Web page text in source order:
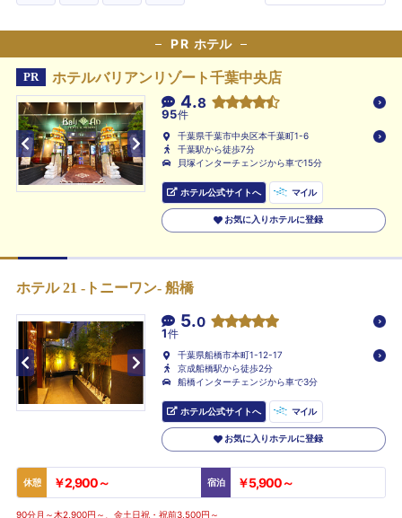
PR ホテル
PR ホテルバリアンリゾート千葉中央店
4.8
95件
千葉県千葉市中央区本千葉町1-6
千葉駅から徒歩7分
貝塚インターチェンジから車で15分
ホテル公式サイトへ マイル
お気に入りホテルに登録
ホテル 21 -トニーワン- 船橋
5.0
1件
千葉県船橋市本町1-12-17
京成船橋駅から徒歩2分
船橋インターチェンジから車で3分
ホテル公式サイトへ マイル
お気に入りホテルに登録
休憩 ￥2,900～ 宿泊 ￥5,900～
90分月～木2,900円～、金土日祝・祝前3,500円～